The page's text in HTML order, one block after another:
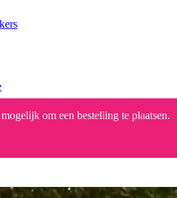
om een bestelling te plaatsen.